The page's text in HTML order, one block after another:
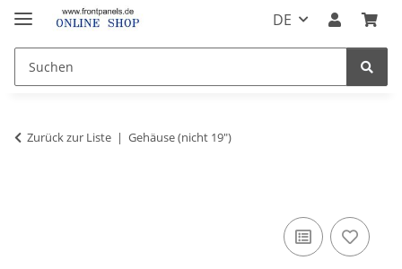
DE
Zurück zur Liste Gehäuse (nicht 19")